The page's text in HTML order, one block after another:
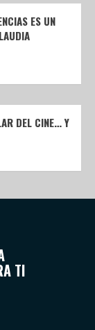
ES UN
DEL CINE… Y
TI